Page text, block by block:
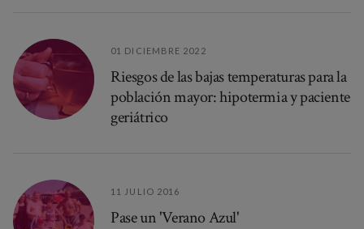
01 DICIEMBRE 2022
Riesgos de las bajas temperaturas para la
población mayor: hipotermia y paciente
geriátrico
11 JULIO 2016
Pase un 'Verano Azul'